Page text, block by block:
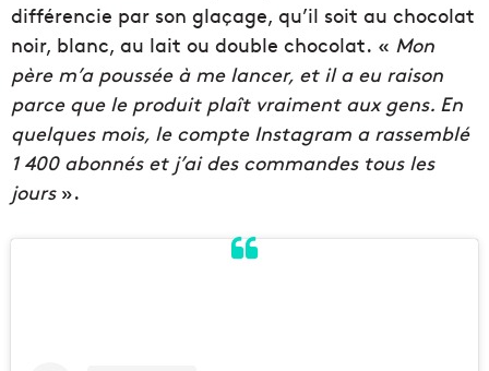
différencie par son glaçage, qu’il soit au chocolat
noir, blanc, au lait ou double chocolat. « Mon
père m’a poussée à me lancer, et il a eu raison
parce que le produit plaît vraiment aux gens. En
quelques mois, le compte Instagram a rassemblé
1 400 abonnés et j’ai des commandes tous les
jours».